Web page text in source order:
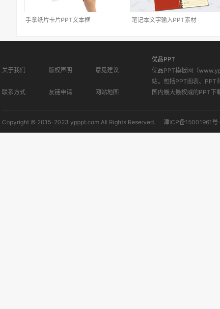
手拿纸片卡片PPT文本框 笔记本文字输入PPT素材
关于我们 版权声明 意见建议
联系方式 友链申请 网站地图
优品PPT
优品PPT模板网（
站。包括PPT图表、PPT
国内最大最权威的PPT下
Copyright © 2015-2023 ypppt.com All Rights Reserved. 津ICP备15001961号